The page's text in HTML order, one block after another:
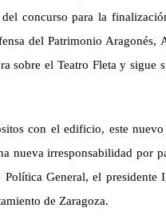
concurso para la
del Patrimonio Aragonés,
sobre el Teatro Fleta y sigue
con el edificio, este
nueva irresponsabilidad por
General, el presidente
de Zaragoza.